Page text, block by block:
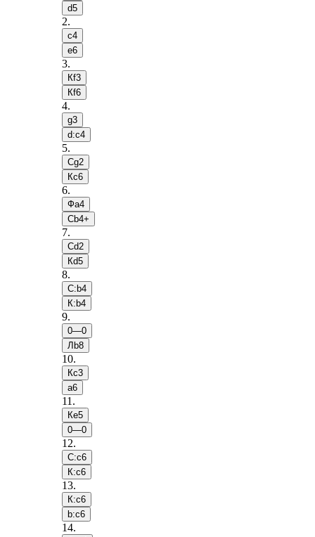
d5
2.
c4
e6
3.
Кf3
Кf6
4.
g3
d:c4
5.
Сg2
Кc6
6.
Фa4
Сb4+
7.
Сd2
Кd5
8.
С:b4
К:b4
9.
0—0
Лb8
10.
Кc3
a6
11 .
Кe5
0—0
12.
С:c6
К:c6
13.
К:c6
b:c6
14.